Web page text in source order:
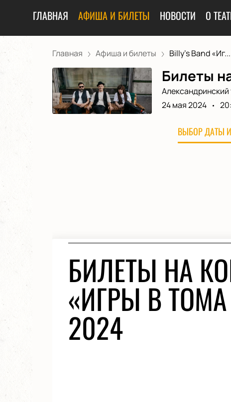
ГЛАВНАЯ АФИША И БИЛЕТЫ НОВОСТИ О
Главная Афиша и билеты Billy's Band «Иг...
Билеты
Александринский
24 мая 2024
ВЫБОР ДАТЫ
БИЛЕТЫ НА
«ИГРЫ В
2024